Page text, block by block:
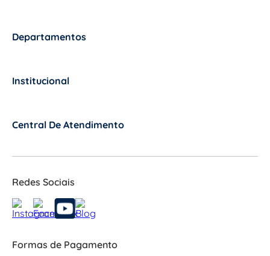
Departamentos
Institucional
Central De Atendimento
Redes Sociais
Formas de Pagamento